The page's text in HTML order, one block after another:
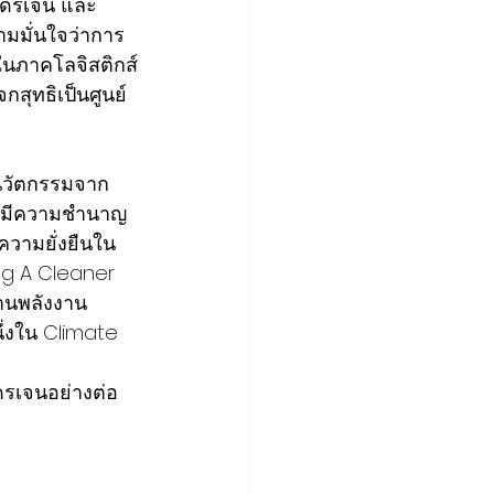
มมั่นใจว่าการ
นภาคโลจิสติกส์
กสุทธิเป็นศูนย์
ตกรรมจาก
มีความชำนาญ
วามยั่งยืนใน
A Cleaner
พลังงาน
ใน Climate
เจนอย่างต่อ